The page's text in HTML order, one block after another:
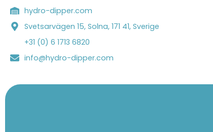
hydro-dipper.com
Svetsarvägen 15, Solna, 171 41, Sverige
+31 (0) 6 1713 6820
info@hydro-dipper.com